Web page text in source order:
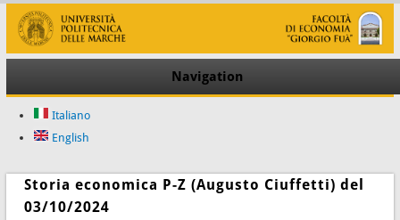
Navigation
Italiano
English
Storia economica P-Z (Augusto Ciuffetti) del
03/10/2024